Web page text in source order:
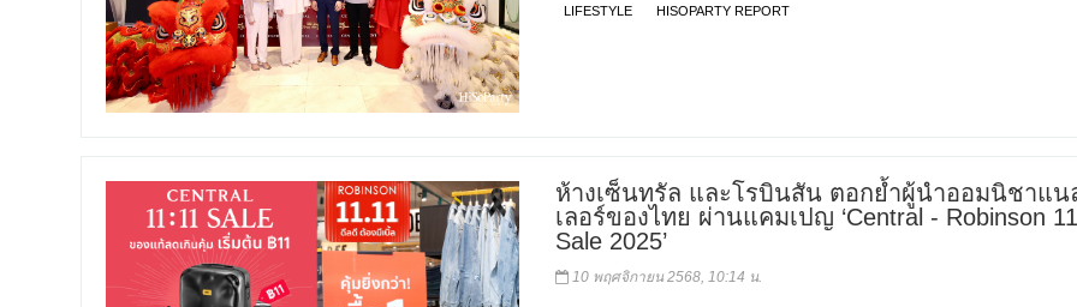
LIFESTYLE HISOPARTY REPORT
ห้างเซ็นทรัล และโรบินสัน ตอกย้ำผู้นำออมนิชาแน
เลอร์ของไทย ผ่านแคมเปญ ‘Central - Robinson
Sale 2025’
10 พฤศจิกายน 2568, 10:14 น.